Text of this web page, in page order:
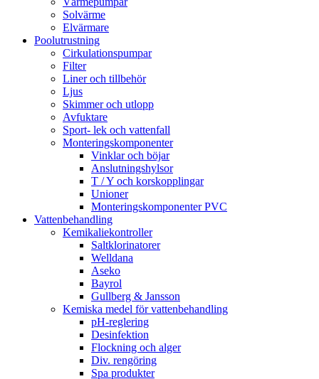
Solvärme
Elvärmare
Poolutrustning
Cirkulationspumpar
Filter
Liner och tillbehör
Ljus
Skimmer och utlopp
Avfuktare
Sport- lek och vattenfall
Monteringskomponenter
Vinklar och böjar
Anslutningshylsor
T / Y och korskopplingar
Unioner
Monteringskomponenter PVC
Vattenbehandling
Kemikaliekontroller
Saltklorinatorer
Welldana
Aseko
Bayrol
Gullberg & Jansson
Kemiska medel för vattenbehandling
pH-reglering
Desinfektion
Flockning och alger
Div. rengöring
Spa produkter